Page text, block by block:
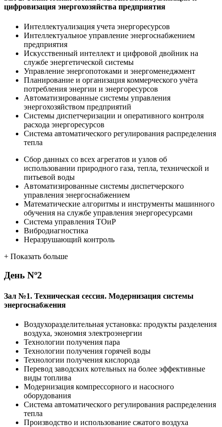
цифровизация энергохозяйства предприятия
Интеллектуализация учета энергоресурсов
Интеллектуальное управление энергоснабжением
предприятия
Искусственный интеллект и цифровой двойник на
службе энергетической системы
Управление энергопотоками и энергоменеджмент
Планирование и организация коммерческого учёта
потребления энергии и энергоресурсов
Автоматизированные системы управления
энергохозяйством предприятий
Системы диспетчеризации и оперативного контроля
расхода энергоресурсов
Система автоматического регулирования распределения
тепла
Сбор данных со всех агрегатов и узлов об
использовании природного газа, тепла, технической и
питьевой воды
Автоматизированные системы диспетчерского
управления энергоснабжением
Математические алгоритмы и инструменты машинного
обучения на службе управления энергоресурсами
Система управления ТОиР
Вибродиагностика
Неразрушающий контроль
+ Показать больше
День Nº2
Зал №1. Техническая сессия. Модернизация системы
энергоснабжения
Воздухоразделительная установка: продукты разделения
воздуха, экономия электроэнергии
Технологии получения пара
Технологии получения горячей воды
Технологии получения кислорода
Перевод заводских котельных на более эффективные
виды топлива
Модернизация компрессорного и насосного
оборудования
Система автоматического регулирования распределения
тепла
Производство и использование сжатого воздуха